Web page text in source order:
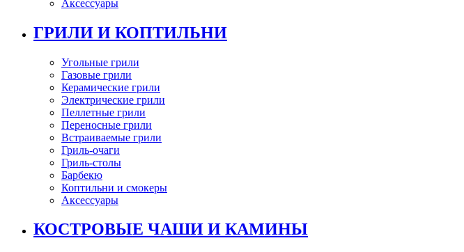
Аксессуары
ГРИЛИ И КОПТИЛЬНИ
Угольные грили
Газовые грили
Керамические грили
Электрические грили
Пеллетные грили
Переносные грили
Встраиваемые грили
Гриль-очаги
Гриль-столы
Барбекю
Коптильни и смокеры
Аксессуары
КОСТРОВЫЕ ЧАШИ И КАМИНЫ